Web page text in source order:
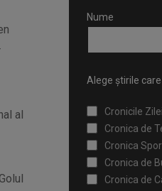
al
Nume
Alege știrile
Cronicile Zilei
Cronica de
Cronica
Cronica de
Cronica de